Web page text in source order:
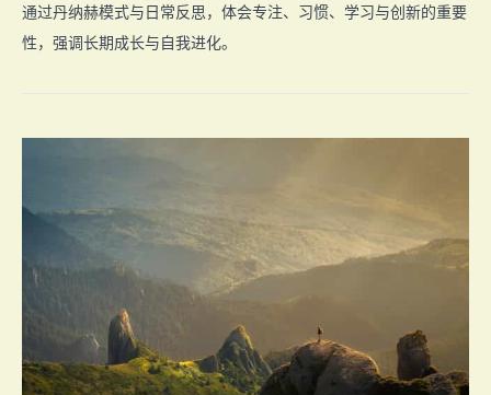
通过丹纳赫模式与日常反思，体会专注、习惯、学习与创新的重要
性，强调长期成长与自我进化。